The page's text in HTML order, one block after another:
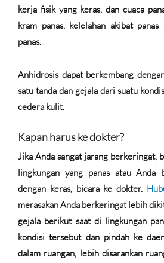
kerja fisik yang keras, dan cuaca
kram panas, kelelahan akibat panas
panas.
Anhidrosis dapat berkembang
satu tanda dan gejala dari suatu
cedera kulit.
Kapan harus ke dokter?
Jika Anda sangat jarang berkeringat,
lingkungan yang panas atau Anda
dengan keras, bicara ke dokter.
merasakan Anda berkeringat lebih
gejala berikut saat di lingkungan
kondisi tersebut dan pindah ke
dalam ruangan, lebih disarankan